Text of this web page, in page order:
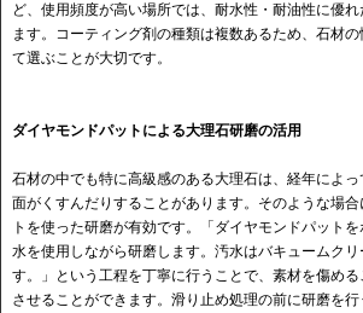
ど、使用頻度が高い場所では、耐水性・耐油性に優
ます。コーティング剤の種類は複数あるため、石材
て選ぶことが大切です。
ダイヤモンドパットによる大理石研磨の活用
石材の中でも特に高級感のある大理石は、経年によ
面がくすんだりすることがあります。そのような場
トを使った研磨が有効です。「ダイヤモンドパットを
水を使用しながら研磨します。汚水はバキュームク
す。」という工程を丁寧に行うことで、素材を傷め
させることができます。滑り止め処理の前に研磨を